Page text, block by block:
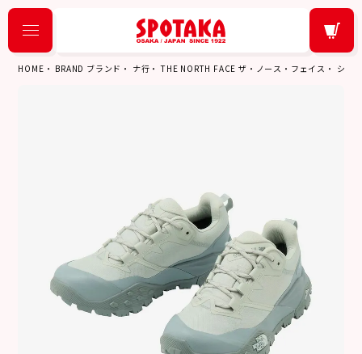
HOME BRAND ブランド ナ行 THE NORTH FACE ザ・ノース・フェイス シュ